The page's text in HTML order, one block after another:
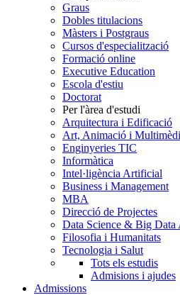
Graus
Dobles titulacions
Màsters i Postgraus
Cursos d'especialització
Formació online
Executive Education
Escola d'estiu
Doctorat
Per l'àrea d'estudi
Arquitectura i Edificació
Art, Animació i
Enginyeries TIC
Informàtica
Intel·ligència Artificial
Business i Management
MBA
Direcció de Projectes
Data Science & Big Data
Filosofia i Humanitats
Tecnologia i Salut
Tots els estudis
Admisions i ajudes
Admissions